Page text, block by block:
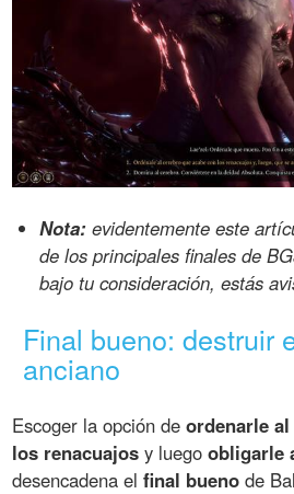
Nota: evidentemente este
de los principales finales de
bajo tu consideración, estás
Final bueno: destruir
anciano
Escoger la opción deordenarle
los renacuajos y luegoobligarle
desencadena elfinal bueno de